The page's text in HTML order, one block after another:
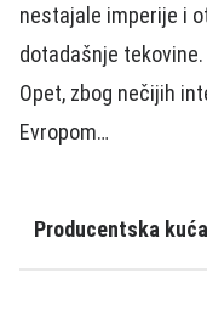
nestajale imperije i
dotadašnje
Opet, zbog nečijih
Evropom…
Producentska